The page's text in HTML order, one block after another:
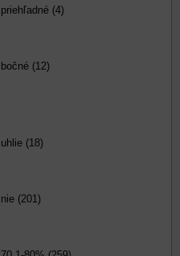
priehľadné (4)
bočné (12)
uhlie (18)
nie (201)